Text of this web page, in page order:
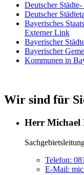
Deutscher
Deutscher
Bayerisches
Externer Link
Bayerischer
Bayerischer
Kommunen in
Wir sind für
Herr Michael
Telefon:
E-Mail: